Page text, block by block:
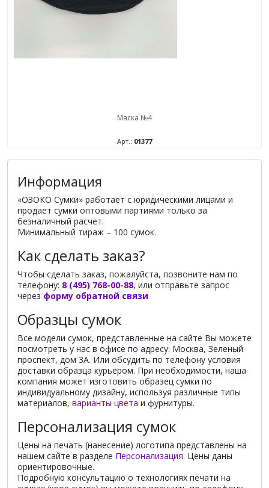
Маска №4
Арт.: 01377
Информация
«ОЗОКО Сумки» работает с юридическими лицами и
продает сумки оптовыми партиями только за
безналичный расчет.
Минимальный тираж – 100 сумок.
Как сделать заказ?
Чтобы сделать заказ, пожалуйста, позвоните нам по
телефону: 8 (495) 768-00-88, или отправьте запрос
через форму обратной связи
Образцы сумок
Все модели сумок, представленные на сайте Вы можете
посмотреть у нас в офисе по адресу: Москва, Зеленый
проспект, дом 3А. Или обсудить по телефону условия
доставки образца курьером. При необходимости, наша
компания может изготовить образец сумки по
индивидуальному дизайну, используя различные типы
материалов, варианты цвета и фурнитуры.
Персонализация сумок
Цены на печать (нанесение) логотипа представлены на
нашем сайте в разделе Персонализация. Цены даны
ориентировочные.
Подробную консультацию о технологиях печати на